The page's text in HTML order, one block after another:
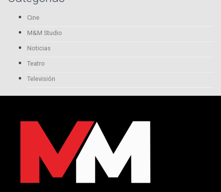
Cine
M&M Studio
Noticias
Teatro
Televisión